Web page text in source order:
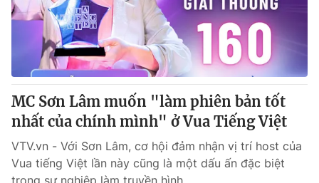
Tin tức
Thế giới đó đây
Câu chuyện quốc tế
Kinh tế
Tài chính
Thị trường
Góc doanh nghiệp
Dữ liệu và đời sống
Truyền hình
Hậu trường
Giải trí
Điện ảnh
MC Sơn Lâm muốn "làm phiên bản tốt
nhất của chính mình" ở Vua Tiếng Việt
VTV.vn - Với Sơn Lâm, cơ hội đảm nhận vị trí host của
Vua tiếng Việt lần này cũng là một dấu ấn đặc biệt
trong sự nghiệp làm truyền hình.